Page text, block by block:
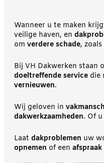
Wanneer u te maken
veilige haven, en
om verdere schade, zoals
Bij VH Dakwerken staan
doeltreffende service die
vernieuwen.
Wij geloven in
dakwerkzaamheden. Of
Laat dakproblemen uw
opnemen of een afspraak